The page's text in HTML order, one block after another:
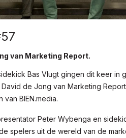
van Marketing Report.
Bas Vlugt gingen dit keer in
de Jong van Marketing
BIEN.media.
Peter Wybenga en
spelers uit de wereld van de